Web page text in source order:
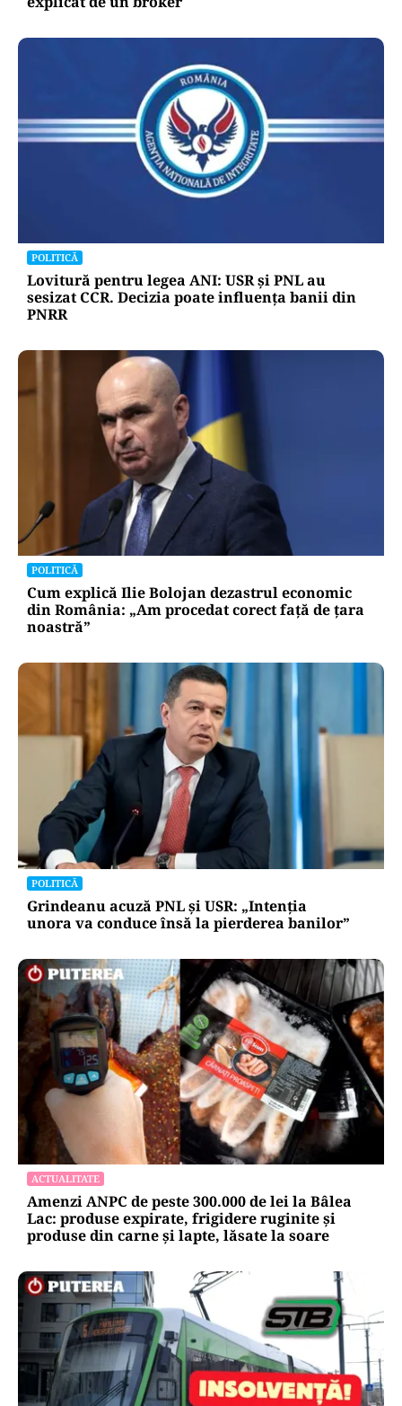
POLITICĂ
Lovitură pentru legea ANI: USR și PNL au
sesizat CCR. Decizia poate influența banii din
PNRR
POLITICĂ
Cum explică Ilie Bolojan dezastrul economic
din România: „Am procedat corect față de țara
noastră”
POLITICĂ
Grindeanu acuză PNL și USR: „Intenția
unora va conduce însă la pierderea banilor”
ACTUALITATE
Amenzi ANPC de peste 300.000 de lei la Bâlea
Lac: produse expirate, frigidere ruginite și
produse din carne și lapte, lăsate la soare